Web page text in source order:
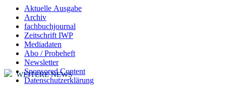
Aktuelle Ausgabe
Archiv
fachbuchjournal
Zeitschrift IWP
Mediadaten
Abo / Probeheft
Newsletter
Sponsored Content
Datenschutzerklärung
WEITERE NEWS